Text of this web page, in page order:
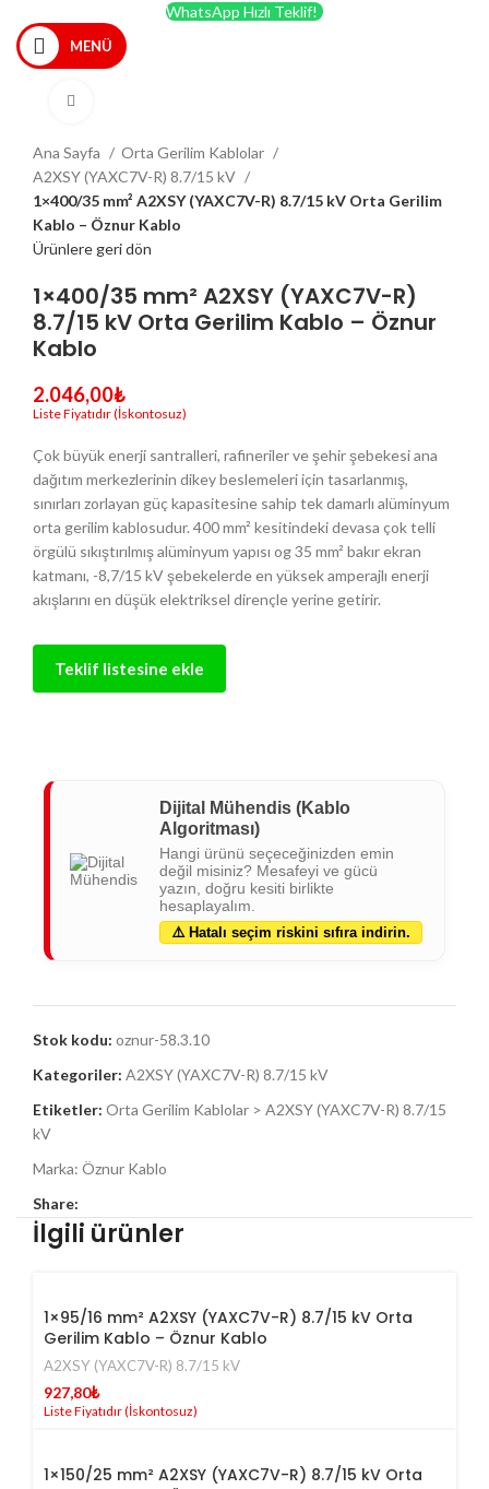
WhatsApp Hızlı Teklif!
MENÜ
Ana Sayfa
Orta Gerilim Kablolar
A2XSY (YAXC7V-R) 8.7/15 kV
1×400/35 mm² A2XSY (YAXC7V-R) 8.7/15 kV Orta Gerilim
Kablo – Öznur Kablo
Ürünlere geri dön
1×400/35 mm² A2XSY (YAXC7V-R)
8.7/15 kV Orta Gerilim Kablo – Öznur
Kablo
2.046,00₺
Çok büyük enerji santralleri, rafineriler ve şehir şebekesi ana
dağıtım merkezlerinin dikey beslemeleri için tasarlanmış,
sınırları zorlayan güç kapasitesine sahip tek damarlı alüminyum
orta gerilim kablosudur. 400 mm² kesitindeki devasa çok telli
örgülü sıkıştırılmış alüminyum yapısı og 35 mm² bakır ekran
katmanı, -8,7/15 kV şebekelerde en yüksek amperajlı enerji
akışlarını en düşük elektriksel dirençle yerine getirir.
Teklif listesine ekle
Dijital Mühendis (Kablo
Algoritması)
Hangi ürünü seçeceğinizden emin
değil misiniz? Mesafeyi ve gücü
yazın, doğru kesiti birlikte
hesaplayalım.
⚠️ Hatalı seçim riskini sıfıra indirin.
Stok kodu: oznur-58.3.10
Kategoriler: A2XSY (YAXC7V-R) 8.7/15 kV
Etiketler: Orta Gerilim Kablolar > A2XSY (YAXC7V-R) 8.7/15
kV
Marka: Öznur Kablo
Share:
İlgili ürünler
1×95/16 mm² A2XSY (YAXC7V-R) 8.7/15 kV Orta
Gerilim Kablo – Öznur Kablo
A2XSY (YAXC7V-R) 8.7/15 kV
927,80₺
1×150/25 mm² A2XSY (YAXC7V-R) 8.7/15 kV Orta